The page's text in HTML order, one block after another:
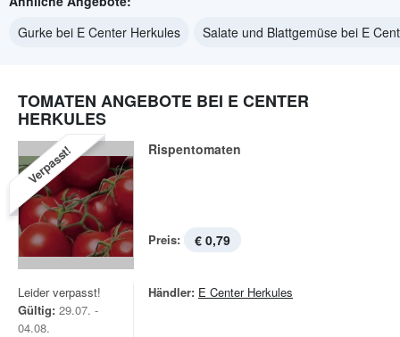
Gurke bei E Center Herkules
Salate und Blattgemüse bei E
TOMATEN ANGEBOTE BEI E CENTER
HERKULES
Verpasst! Rispentomaten
Preis: € 0,79
Leider verpasst!
Gültig: 29.07. -
04.08.
Händler: E Center Herkules